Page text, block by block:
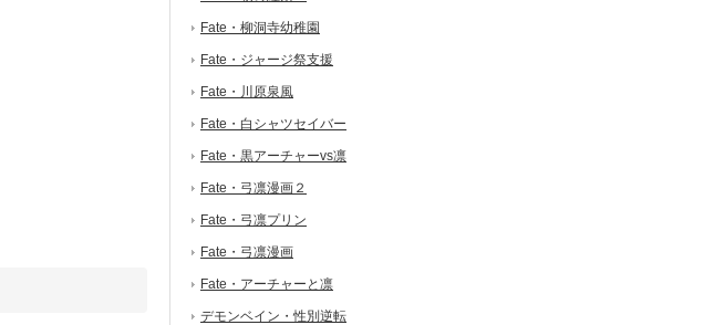
Fate・柳洞寺幼稚園
Fate・ジャージ祭支援
Fate・川原泉風
Fate・白シャツセイバー
Fate・黒アーチャーvs凛
Fate・弓凛漫画２
Fate・弓凛プリン
Fate・弓凛漫画
Fate・アーチャーと凛
デモンベイン・性別逆転